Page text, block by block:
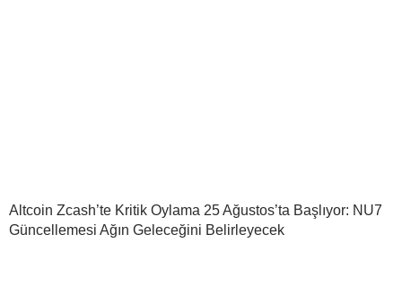
Altcoin Zcash’te Kritik Oylama 25 Ağustos’ta Başlıyor: NU7
Güncellemesi Ağın Geleceğini Belirleyecek